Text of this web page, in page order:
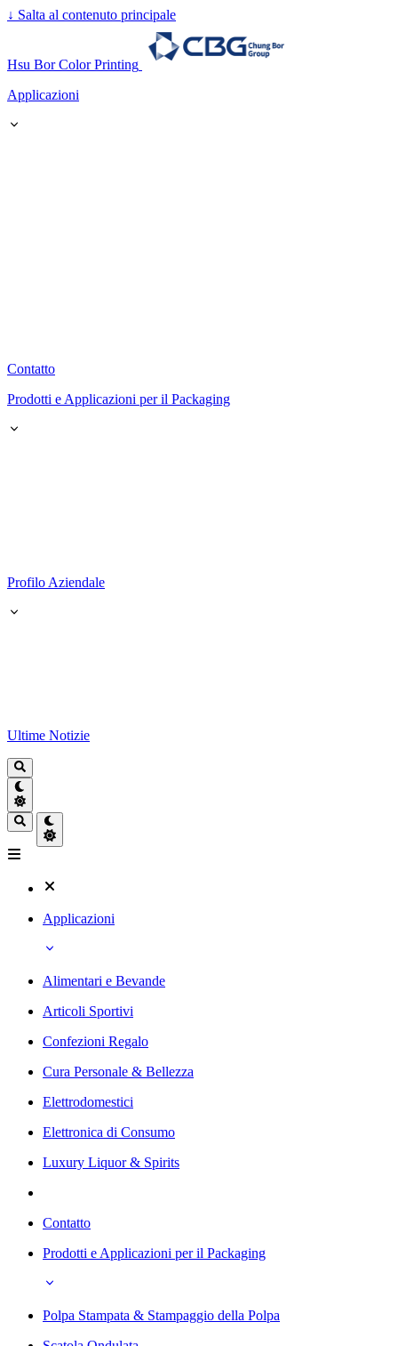
↓ Salta al contenuto principale
Hsu Bor Color Printing
Applicazioni
Contatto
Prodotti e Applicazioni per il Packaging
Profilo Aziendale
Ultime Notizie
Applicazioni
Alimentari e Bevande
Articoli Sportivi
Confezioni Regalo
Cura Personale & Bellezza
Elettrodomestici
Elettronica di Consumo
Luxury Liquor & Spirits
Contatto
Prodotti e Applicazioni per il Packaging
Polpa Stampata & Stampaggio della Polpa